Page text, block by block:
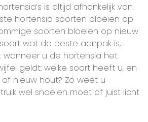
is altijd afhankelijk van
hortensia soorten bloeien op
soorten bloeien op nieuw
wat de beste aanpak is,
u de hortensia het
geldt: welke soort heeft u, en
nieuw hout? Zo weet u
wel snoeien moet of juist licht